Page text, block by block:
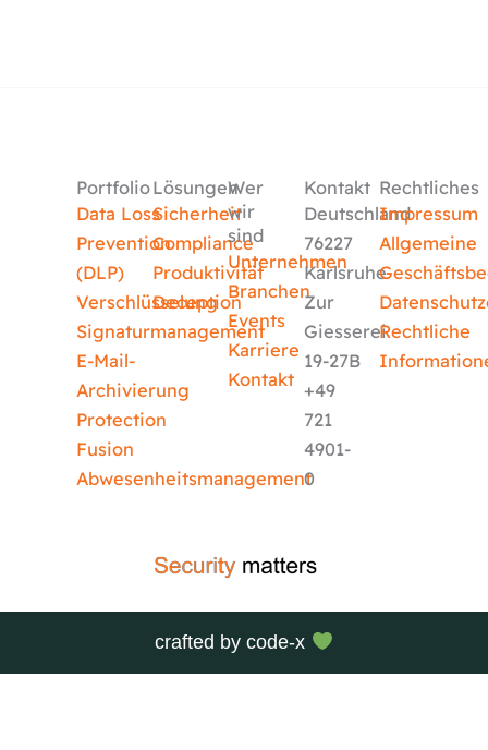
Portfolio
Data Loss
Prevention
(DLP)
Verschlüsselung
Signaturmanagement
E-Mail-
Archivierung
Protection
Fusion
Abwesenheitsmanagement
Lösungen
Sicherheit
Compliance
Produktivität
Deception
Wer
wir
sind
Unternehmen
Branchen
Events
Karriere
Kontakt
Kontakt
Deutschland
76227
Karlsruhe
Zur
Giesserei
19-27B
+49
721
4901-
0
Rechtliches
Impressum
Allgemeine
Rechtliche
crafted bycode-x